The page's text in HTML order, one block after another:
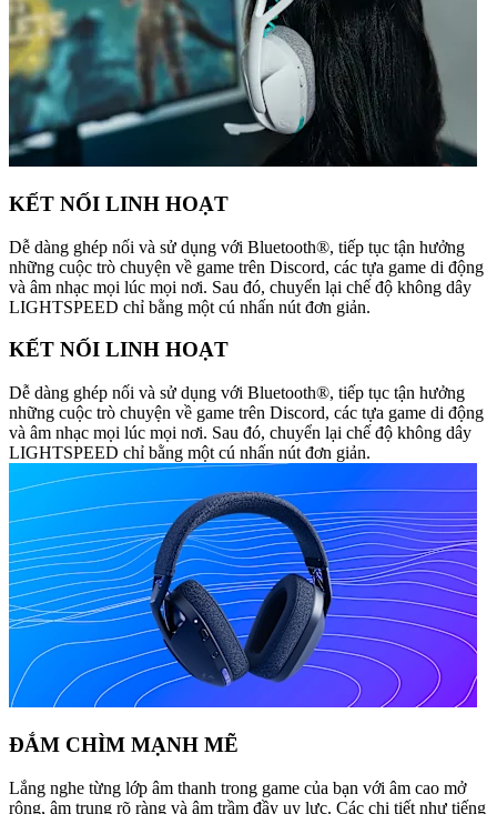
KẾT NỐI LINH HOẠT
Dễ dàng ghép nối và sử dụng với Bluetooth®, tiếp tục tận hưởng
những cuộc trò chuyện về game trên Discord, các tựa game di động
và âm nhạc mọi lúc mọi nơi. Sau đó, chuyển lại chế độ không dây
LIGHTSPEED chỉ bằng một cú nhấn nút đơn giản.
KẾT NỐI LINH HOẠT
Dễ dàng ghép nối và sử dụng với Bluetooth®, tiếp tục tận hưởng
những cuộc trò chuyện về game trên Discord, các tựa game di động
và âm nhạc mọi lúc mọi nơi. Sau đó, chuyển lại chế độ không dây
LIGHTSPEED chỉ bằng một cú nhấn nút đơn giản.
ĐẮM CHÌM MẠNH MẼ
Lắng nghe từng lớp âm thanh trong game của bạn với âm cao mở
rộng, âm trung rõ ràng và âm trầm đầy uy lực. Các chi tiết như tiếng